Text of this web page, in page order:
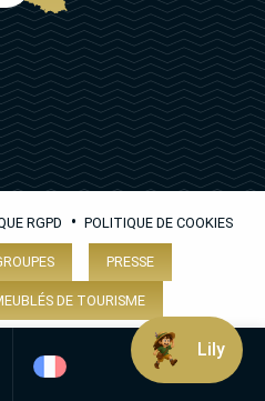
RGPD • POLITIQUE DE COOKIES
PRESSE
DE TOURISME
Lily